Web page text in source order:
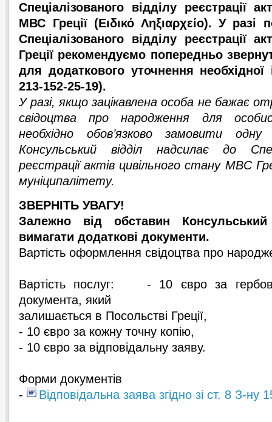
Спеціалізованого відділу реєстрації
МВС Греції (Ειδικό Ληξιαρχείο). У разі
Спеціалізованого відділу реєстрації
Греції рекомендуємо попередньо
для додаткового уточнення необхідної
213-152-25-19).
У разі, якщо зацікавлена особа не бажає
свідоцтва про народження для
необхідно обов’язково замовити
Консульський відділ надсилає до
реєстрації актів цивільного стану МВС
муніципалітету.
ЗВЕРНІТЬ УВАГУ!
Залежно від обставин
вимагати додаткові документи.
Вартість оформлення свідоцтва про
Вартість послуг: - 10 євро за
документа, який
залишається в Посольстві Греції,
- 10 євро за кожну точну копію,
- 10 євро за відповідальну заяву.
Форми документів
-
Відповідальна заява згідно зі ст. 8 З-ну